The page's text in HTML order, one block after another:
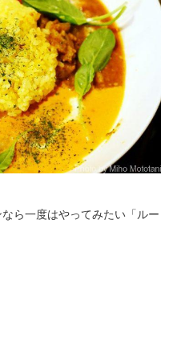
ら一度はやってみたい「ルー